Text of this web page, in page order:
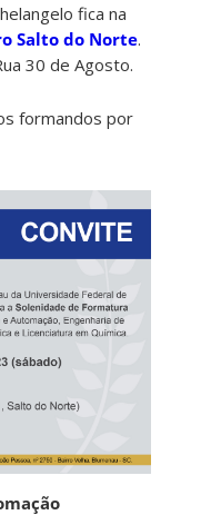
fica na
Salto do Norte.
30 de Agosto.
formandos por